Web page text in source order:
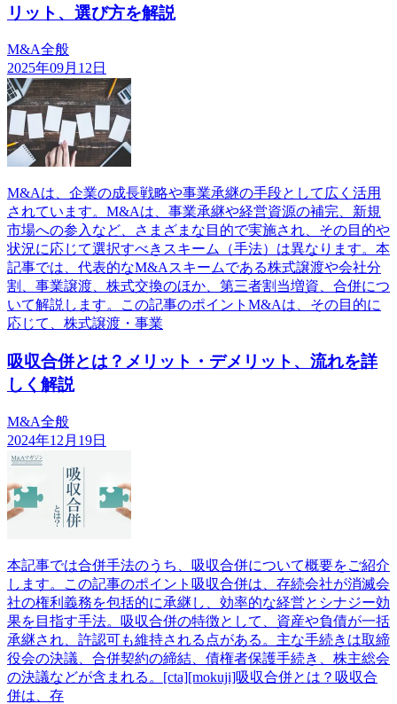
リット、選び方を解説
M&A全般
2025年09月12日
M&Aは、企業の成長戦略や事業承継の手段として広く活用
されています。M&Aは、事業承継や経営資源の補完、新規
市場への参入など、さまざまな目的で実施され、その目的や
状況に応じて選択すべきスキーム（手法）は異なります。本
記事では、代表的なM&Aスキームである株式譲渡や会社分
割、事業譲渡、株式交換のほか、第三者割当増資、合併につ
いて解説します。この記事のポイントM&Aは、その目的に
応じて、株式譲渡・事業
吸収合併とは？メリット・デメリット、流れを詳
しく解説
M&A全般
2024年12月19日
本記事では合併手法のうち、吸収合併について概要をご紹介
します。この記事のポイント吸収合併は、存続会社が消滅会
社の権利義務を包括的に承継し、効率的な経営とシナジー効
果を目指す手法。吸収合併の特徴として、資産や負債が一括
承継され、許認可も維持される点がある。主な手続きは取締
役会の決議、合併契約の締結、債権者保護手続き、株主総会
の決議などが含まれる。[cta][mokuji]吸収合併とは？吸収合
併は、存